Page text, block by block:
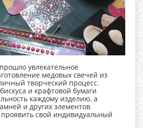
увлекательное
медовых свечей из
творческий процесс.
и крафтовой бумаги
каждому изделию, а
и других элементов
свой индивидуальный